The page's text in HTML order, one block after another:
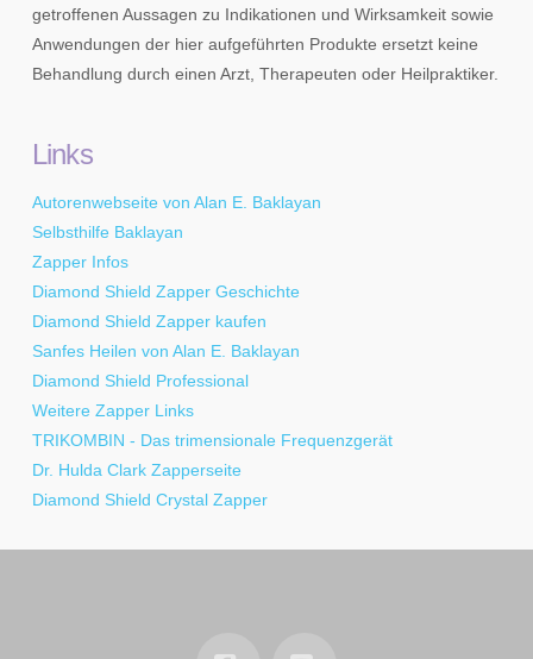
getroffenen Aussagen zu Indikationen und Wirksamkeit sowie
Anwendungen der hier aufgeführten Produkte ersetzt keine
Behandlung durch einen Arzt, Therapeuten oder Heilpraktiker.
Links
Autorenwebseite von Alan E. Baklayan
Selbsthilfe Baklayan
Zapper Infos
Diamond Shield Zapper Geschichte
Diamond Shield Zapper kaufen
Sanfes Heilen von Alan E. Baklayan
Diamond Shield Professional
Weitere Zapper Links
TRIKOMBIN - Das trimensionale Frequenzgerät
Dr. Hulda Clark Zapperseite
Diamond Shield Crystal Zapper